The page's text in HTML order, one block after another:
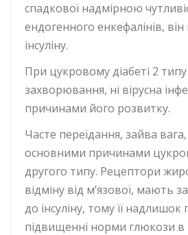
спадкової надмірною
ендогенного енкефалінів,
інсуліну.
При цукровому діабеті 2 типу
захворювання, ні вірусна
причинами його розвитку.
Часте переїдання, зайва
основними причинами
другого типу. Рецептори
відміну від м’язової, мають
до інсуліну, тому її надлишок
підвищенні норми глюкози в